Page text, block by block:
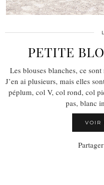
PETITE
Les blouses blanches, ce
J’en ai plusieurs, mais elles
péplum, col V, col rond, col
pas, blanc
VOIR